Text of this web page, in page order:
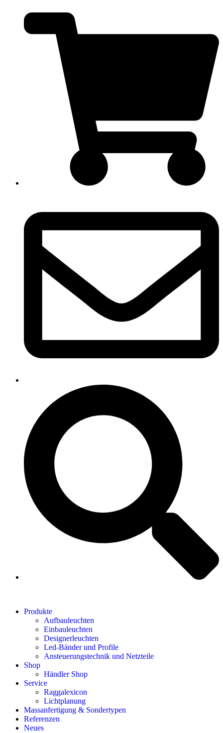
Produkte
Aufbauleuchten
Einbauleuchten
Designerleuchten
Led-Bänder und Profile
Ansteuerungstechnik und Netzteile
Shop
Händler Shop
Service
Raggalexicon
Lichtplanung
Massanfertigung & Sondertypen
Referenzen
Neues